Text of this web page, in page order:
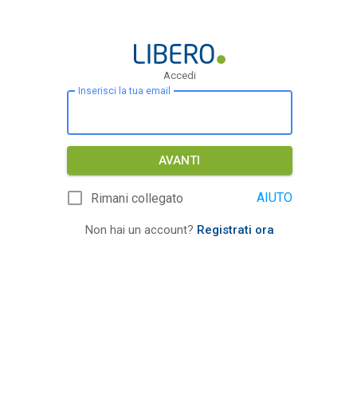
Accedi
Inserisci la tua email
AVANTI
Rimani collegato AIUTO
Non hai un account? Registrati ora